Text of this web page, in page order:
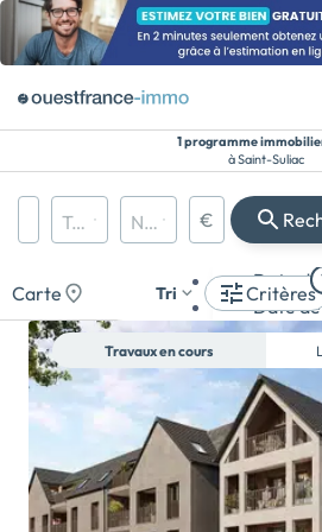
1 programme
à Saint-Suliac
Région, département, ville, CP
Maison
Types de biens Nombre de pièces Prix maximum
€
Carte Critères
Tri
Date
Date
Travaux en cours